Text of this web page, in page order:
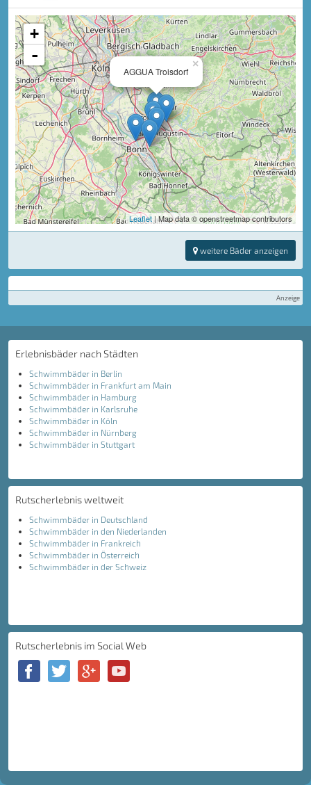
×
AGGUA Troisdorf
+
-
Leaflet| Map data © openstreetmap contributors
weitere Bäder anzeigen
Anzeige
Erlebnisbäder nach Städten
Schwimmbäder in Berlin
Schwimmbäder in Frankfurt am Main
Schwimmbäder in Hamburg
Schwimmbäder in Karlsruhe
Schwimmbäder in Köln
Schwimmbäder in Nürnberg
Schwimmbäder in Stuttgart
Rutscherlebnis weltweit
Schwimmbäder in Deutschland
Schwimmbäder in den Niederlanden
Schwimmbäder in Frankreich
Schwimmbäder in Österreich
Schwimmbäder in der Schweiz
Rutscherlebnis im Social Web